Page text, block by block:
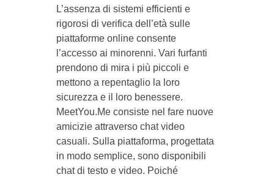
L’assenza di sistemi efficienti e
rigorosi di verifica dell’età sulle
piattaforme online consente
l’accesso ai minorenni. Vari furfanti
prendono di mira i più piccoli e
mettono a repentaglio la loro
sicurezza e il loro benessere.
MeetYou.Me consiste nel fare nuove
amicizie attraverso chat video
casuali. Sulla piattaforma, progettata
in modo semplice, sono disponibili
chat di testo e video. Poiché